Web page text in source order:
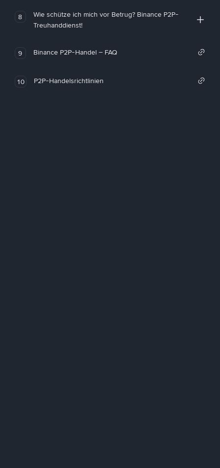
8
Wie schütze ich mich vor Betrug? Binance P2P-
Treuhanddienst!
9 Binance P2P-Handel – FAQ
10 P2P-Handelsrichtlinien